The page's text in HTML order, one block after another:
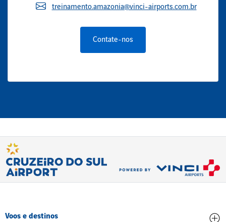
treinamento.amazonia@vinci-airports.com.br
Contate-nos
Voos e destinos